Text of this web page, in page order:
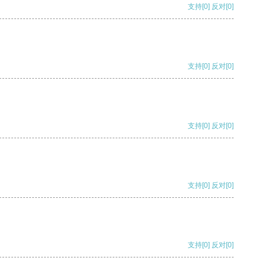
支持[0] 反对[0]
支持[0] 反对[0]
支持[0] 反对[0]
支持[0] 反对[0]
支持[0] 反对[0]